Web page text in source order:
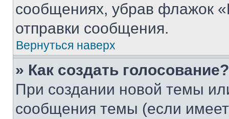
сообщениях, убрав флажок
отправки сообщения.
Вернуться наверх
» Как создать голосование?
При создании новой темы
сообщения темы (если